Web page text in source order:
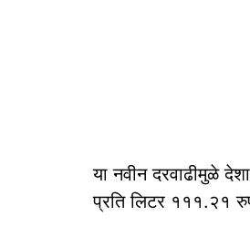
या नवीन दरवाढीमुळे
प्रति लिटर १११.२१